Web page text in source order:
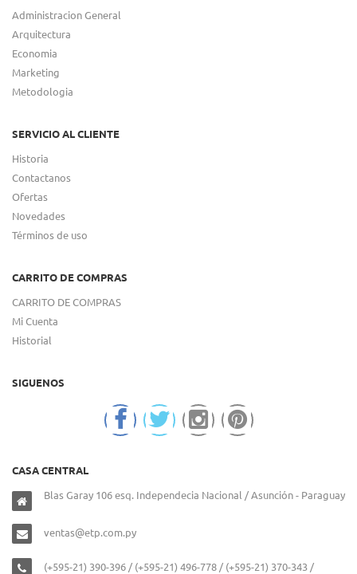
Administracion General
Arquitectura
Economia
Marketing
Metodologia
SERVICIO AL CLIENTE
Historia
Contactanos
Ofertas
Novedades
Términos de uso
CARRITO DE COMPRAS
CARRITO DE COMPRAS
Mi Cuenta
Historial
SIGUENOS
CASA CENTRAL
Blas Garay 106 esq. Independecia Nacional / Asunción - Paraguay
ventas@etp.com.py
(+595-21) 390-396 / (+595-21) 496-778 / (+595-21) 370-343 /